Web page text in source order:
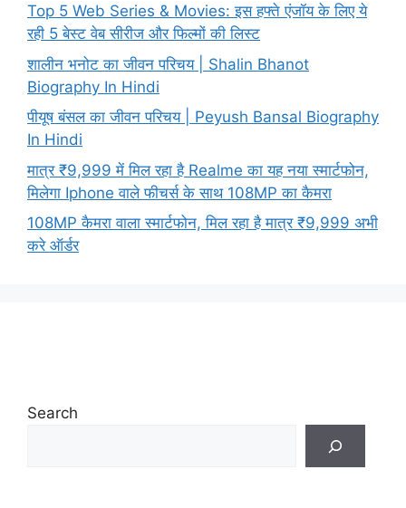
Top 5 Web Series & Movies: इस हफ्ते एंजॉय के लिए ये
रही 5 बेस्ट वेब सीरीज और फिल्मों की लिस्ट
शालीन भनोट का जीवन परिचय | Shalin Bhanot
Biography In Hindi
पीयूष बंसल का जीवन परिचय | Peyush Bansal Biography
In Hindi
मात्र ₹9,999 में मिल रहा है Realme का यह नया स्मार्टफोन,
मिलेगा Iphone वाले फीचर्स के साथ 108MP का कैमरा
108MP कैमरा वाला स्मार्टफोन, मिल रहा है मात्र ₹9,999 अभी
करे ऑर्डर
Search